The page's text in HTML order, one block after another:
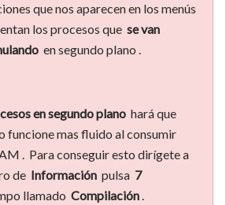
que nos aparecen en los menús
los procesos que se van
en segundo plano .
en segundo plano hará que
funcione mas fluido al consumir
. Para conseguir esto dirígete a
de Información pulsa 7
llamado Compilación.